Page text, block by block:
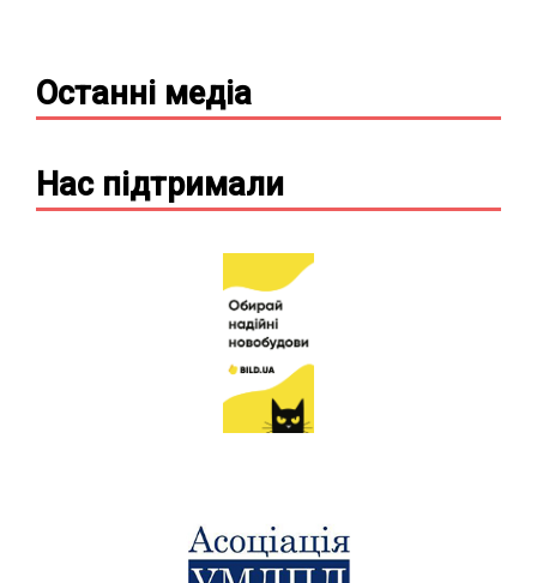
Останні медіа
Нас підтримали